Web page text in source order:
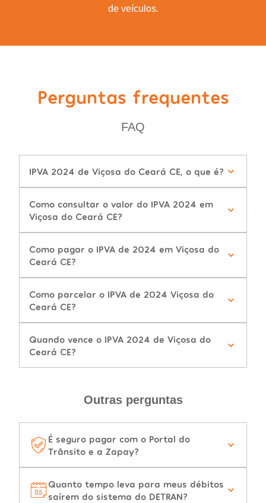
de veículos.
Perguntas frequentes
FAQ
IPVA 2024 de Viçosa do Ceará CE, o que é?
Como consultar o valor do IPVA 2024 em
Viçosa do Ceará CE?
Como pagar o IPVA de 2024 em Viçosa do
Ceará CE?
Como parcelar o IPVA de 2024 Viçosa do
Ceará CE?
Quando vence o IPVA 2024 de Viçosa do
Ceará CE?
Outras perguntas
É seguro pagar com o Portal do
Trânsito e a Zapay?
Quanto tempo leva para meus débitos
saírem do sistema do DETRAN?